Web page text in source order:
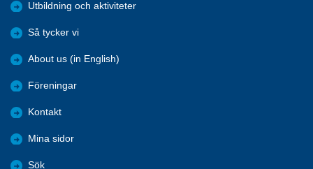
Utbildning och aktiviteter
Så tycker vi
About us (in English)
Föreningar
Kontakt
Mina sidor
Sök